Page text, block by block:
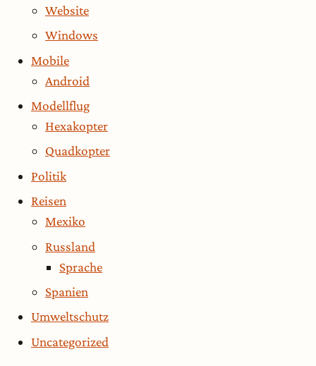
Website
Windows
Mobile
Android
Modellflug
Hexakopter
Quadkopter
Politik
Reisen
Mexiko
Russland
Sprache
Spanien
Umweltschutz
Uncategorized